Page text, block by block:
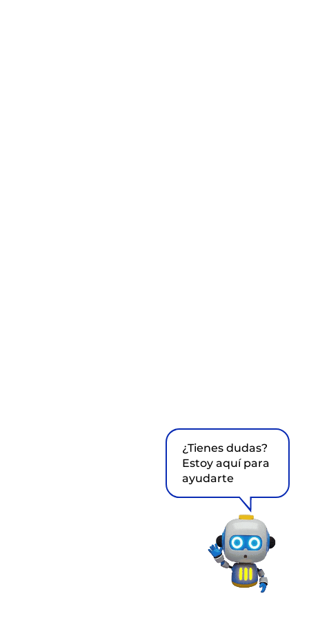
¿Tienes dudas?
Estoy aquí para
ayudarte